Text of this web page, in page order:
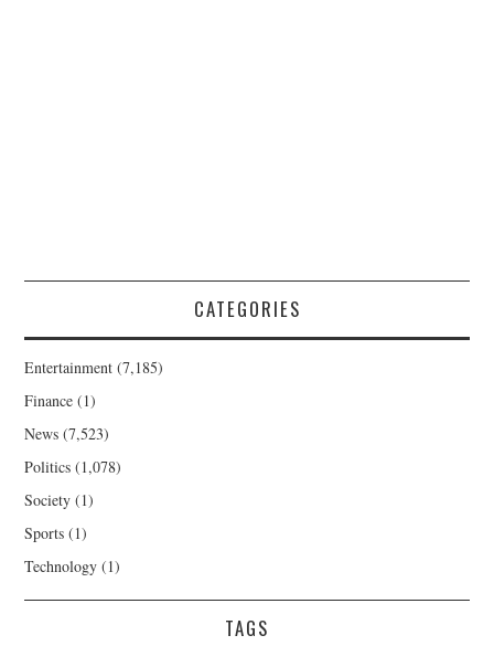
CATEGORIES
Entertainment (7,185)
Finance (1)
News (7,523)
Politics (1,078)
Society (1)
Sports (1)
Technology (1)
TAGS